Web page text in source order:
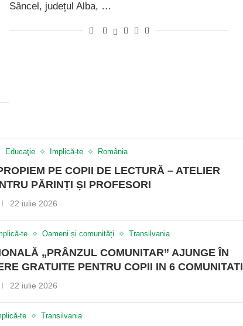
Sâncel, județul Alba, …
Educaţie Implică-te România
PE COPII DE LECTURĂ – ATELIER
PĂRINȚI ȘI PROFESORI
22 iulie 2026
te Oameni și comunități Transilvania
„PRÂNZUL COMUNITAR” AJUNGE ÎN
GRATUITE PENTRU COPII IN 6 COMUNITATI
22 iulie 2026
te Transilvania